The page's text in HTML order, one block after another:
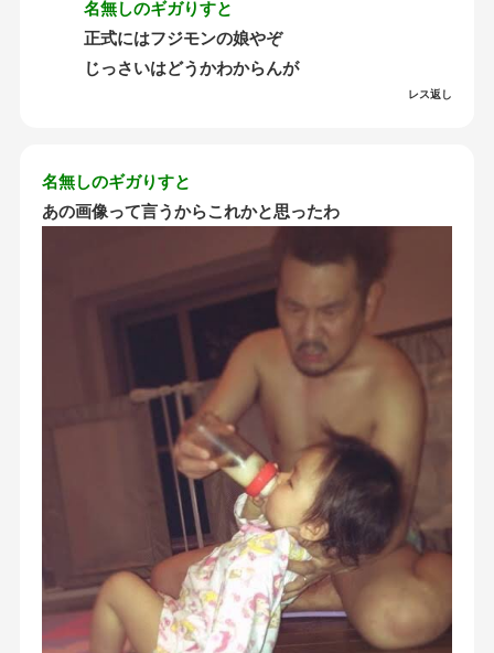
名無しのギガりすと
正式にはフジモンの娘やぞ
じっさいはどうかわからんが
レス返し
名無しのギガりすと
あの画像って言うからこれかと思ったわ